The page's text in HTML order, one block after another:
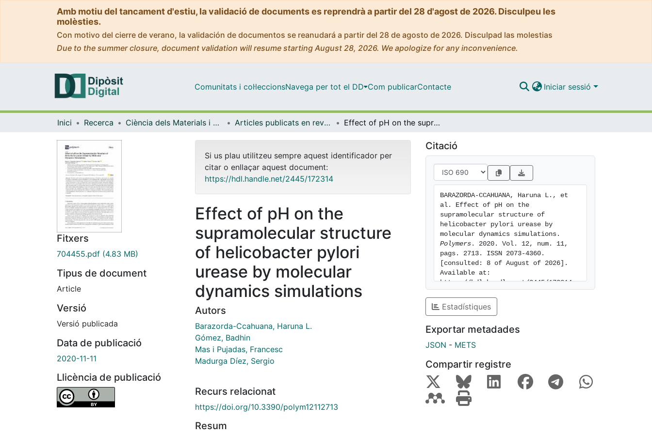
Amb motiu del tancament d'estiu, la validació de documents es reprendrà a partir del 28 d'agost de 2026. Disculpeu les
molèsties.
Con motivo del cierre de verano, la validación de documentos se reanudará a partir del 28 de agosto de 2026. Disculpad las molestias
Due to the summer closure, document validation will resume starting August 28, 2026. We apologize for any inconvenience.
Comunitats i col·leccionsNavega per tot el DD Com publicarContacte Iniciar sessió
Inici Recerca Ciència dels Materials i Química Física Articles publicats en revistes (Ciència dels Materials i Química Física) Effect of pH on the supramolecular structure of helicobacter pylori urease by molecular dynamics simulations
Fitxers
704455.pdf (4.83 MB)
Tipus de document
Article
Versió
Versió publicada
Data de publicació
2020-11-11
Llicència de publicació
Si us plau utilitzeu sempre aquest identificador per
citar o enllaçar aquest document:
https://hdl.handle.net/2445/172314
Effect of pH on the
supramolecular structure
of helicobacter pylori
urease by molecular
dynamics simulations
Autors
Barazorda-Ccahuana, Haruna L.
Gómez, Badhin
Mas i Pujadas, Francesc
Madurga Díez, Sergio
Recurs relacionat
https://doi.org/10.3390/polym12112713
Resum
Citació
BARAZORDA-CCAHUANA, Haruna L., et
al. Effect of pH on the
supramolecular structure of
helicobacter pylori urease by
Polymers . 2020. Vol. 12, num. 11,
pags. 2713. ISSN 2073-4360.
[consulted: 8 of August of 2026].
Available at:
https://hdl.handle.net/2445/172314
Estadístiques
Exportar metadades
JSON - METS
Compartir registre